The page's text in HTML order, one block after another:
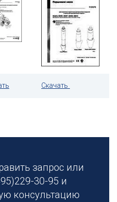
Скачать
запрос или
30-95 и
консультацию